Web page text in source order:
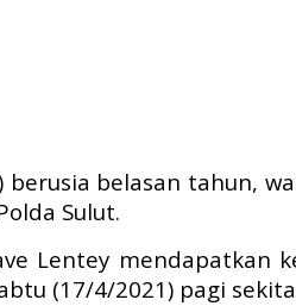
berusia belasan tahun,
Sulut.
Lentey
(17/4/2021) pagi